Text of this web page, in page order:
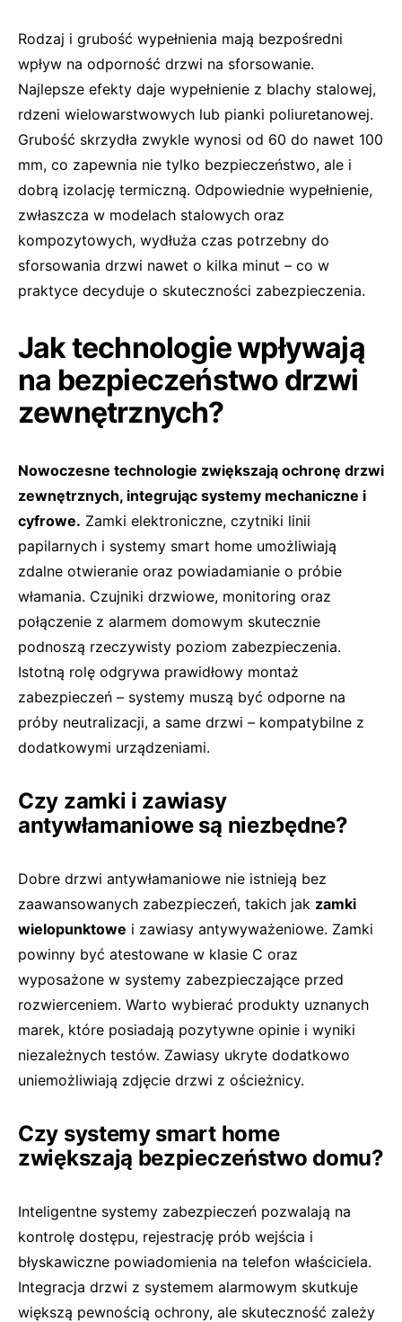
Rodzaj i grubość wypełnienia mają bezpośredni
wpływ na odporność drzwi na sforsowanie.
Najlepsze efekty daje wypełnienie z blachy stalowej,
rdzeni wielowarstwowych lub pianki poliuretanowej.
Grubość skrzydła zwykle wynosi od 60 do nawet 100
mm, co zapewnia nie tylko bezpieczeństwo, ale i
dobrą izolację termiczną. Odpowiednie wypełnienie,
zwłaszcza w modelach stalowych oraz
kompozytowych, wydłuża czas potrzebny do
sforsowania drzwi nawet o kilka minut – co w
praktyce decyduje o skuteczności zabezpieczenia.
Jak technologie wpływają
na bezpieczeństwo drzwi
zewnętrznych?
Nowoczesne technologie zwiększają ochronę drzwi
zewnętrznych, integrując systemy mechaniczne i
cyfrowe. Zamki elektroniczne, czytniki linii
papilarnych i systemy smart home umożliwiają
zdalne otwieranie oraz powiadamianie o próbie
włamania. Czujniki drzwiowe, monitoring oraz
połączenie z alarmem domowym skutecznie
podnoszą rzeczywisty poziom zabezpieczenia.
Istotną rolę odgrywa prawidłowy montaż
zabezpieczeń – systemy muszą być odporne na
próby neutralizacji, a same drzwi – kompatybilne z
dodatkowymi urządzeniami.
Czy zamki i zawiasy
antywłamaniowe są niezbędne?
Dobre drzwi antywłamaniowe nie istnieją bez
zaawansowanych zabezpieczeń, takich jak zamki
wielopunktowe i zawiasy antywyważeniowe. Zamki
powinny być atestowane w klasie C oraz
wyposażone w systemy zabezpieczające przed
rozwierceniem. Warto wybierać produkty uznanych
marek, które posiadają pozytywne opinie i wyniki
niezależnych testów. Zawiasy ukryte dodatkowo
uniemożliwiają zdjęcie drzwi z ościeżnicy.
Czy systemy smart home
zwiększają bezpieczeństwo domu?
Inteligentne systemy zabezpieczeń pozwalają na
kontrolę dostępu, rejestrację prób wejścia i
błyskawiczne powiadomienia na telefon właściciela.
Integracja drzwi z systemem alarmowym skutkuje
większą pewnością ochrony, ale skuteczność zależy